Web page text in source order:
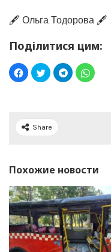
🖋️ Ольга Тодорова 🖋️
Поділитися цим:
Share
Похожие новости